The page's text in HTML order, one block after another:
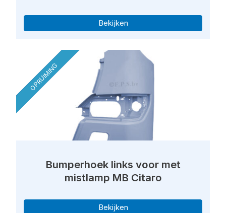
Bekijken
OPRUIMING
Bumperhoek links voor met
mistlamp MB Citaro
Bekijken